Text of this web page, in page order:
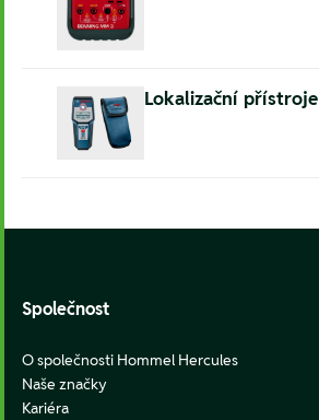
Lokalizační přístroje
Společnost
O společnosti Hommel Hercules
Naše značky
Kariéra